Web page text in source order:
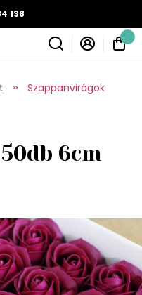
138
Szappanvirágok
6cm